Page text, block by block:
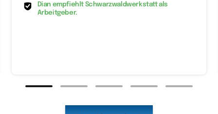
Dian empfiehlt Schwarzwaldwerkstatt als
Arbeitgeber.